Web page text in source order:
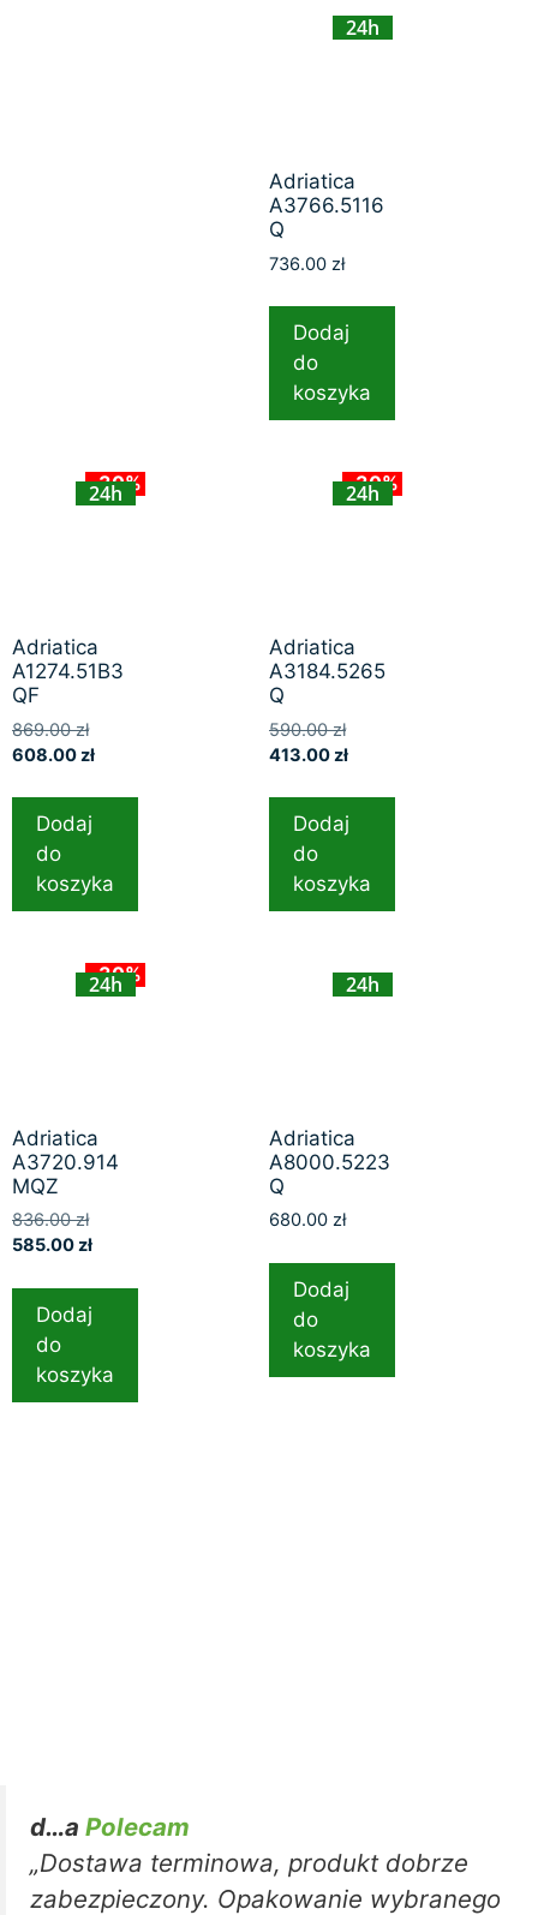
24h
Adriatica
A3766.5116
Q
736.00 zł
Dodaj
do
koszyka
-30%
24h
Adriatica
A1274.51B3
QF
869.00zł
608.00 zł
Dodaj
do
koszyka
-30%
24h
Adriatica
A3184.5265
Q
590.00zł
413.00 zł
Dodaj
do
koszyka
-30%
24h
Adriatica
A3720.914
MQZ
836.00zł
585.00zł
Dodaj
do
koszyka
24h
Adriatica
A8000.5223
Q
680.00 zł
Dodaj
do
koszyka
d…a Polecam
„Dostawa terminowa, produkt dobrze
zabezpieczony. Opakowanie wybranego